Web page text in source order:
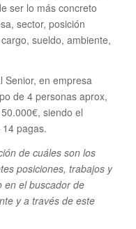
ser lo más concreto
sector, posición
sueldo, ambiente,
en empresa
de 4 personas aprox,
siendo el
pagas.
de cuáles son los
posiciones, trabajos y
en el buscador de
y a través de este